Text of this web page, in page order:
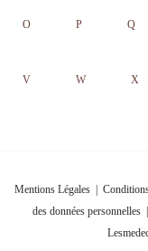
O P Q
V W X
Mentions Légales
des données personnelles|